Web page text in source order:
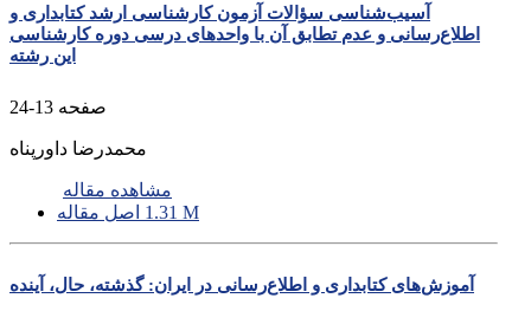
آسیب‌شناسی سؤالات آزمون کارشناسی ارشد کتابداری و
اطلاع‌رسانی و عدم تطابق آن با واحدهای درسی دوره کارشناسی
این رشته
صفحه 13-24
محمدرضا داورپناه
مشاهده مقاله
1.31 M
آموزش‌های کتابداری و اطلاع‌رسانی در ایران: گذشته، حال، آینده